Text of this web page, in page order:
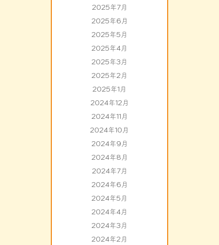
2025年7月
2025年6月
2025年5月
2025年4月
2025年3月
2025年2月
2025年1月
2024年12月
2024年11月
2024年10月
2024年9月
2024年8月
2024年7月
2024年6月
2024年5月
2024年4月
2024年3月
2024年2月